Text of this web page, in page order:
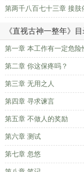
第两千八百七十三章 接肢
《直视古神一整年》
第一章 本工作有一定危险
第二章 你这保疼吗？
第三章 无用之人
第四章 寻求谏言
第五章 不做人的奖励
第六章 测试
第七章 忽悠